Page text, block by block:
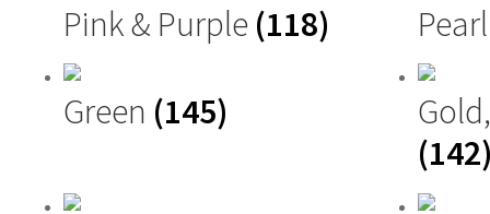
Pink & Purple (118)
Green (145)